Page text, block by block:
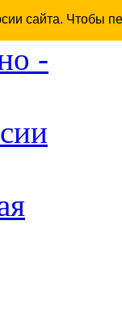
сайта. Чтобы
-